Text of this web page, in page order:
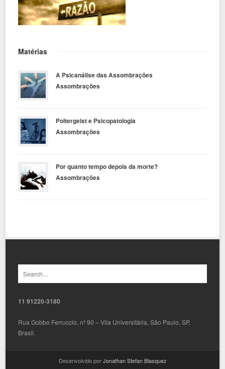
Matérias
A Psicanálise das Assombrações
Assombrações
Poltergeist e Psicopatologia
Assombrações
Por quanto tempo depois da morte?
Assombrações
11 91220-3180
Rua Gobbo Ferruccio, nº 90 – Vila Universitária, São Paulo, SP,
Brasil.
Desenvolvido porJonathan Stefan Blasquez